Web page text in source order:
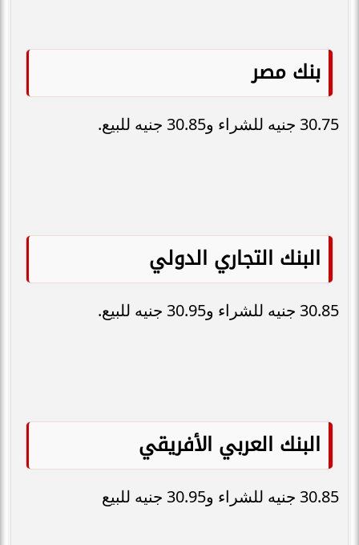
بنك مصر
30.75 جنيه للشراء و30.85 جنيه للبيع.
البنك التجاري الدولي
30.85 جنيه للشراء و30.95 جنيه للبيع.
البنك العربي الأفريقي
30.85 جنيه للشراء و30.95 جنيه للبيع